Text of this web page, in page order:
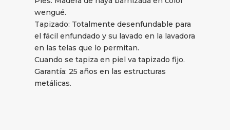
wengué.
Tapizado: Totalmente desenfundable para
el fácil enfundado y su lavado en la lavadora
en las telas que lo permitan.
Cuando se tapiza en piel va tapizado fijo.
Garantía: 25 años en las estructuras
metálicas.